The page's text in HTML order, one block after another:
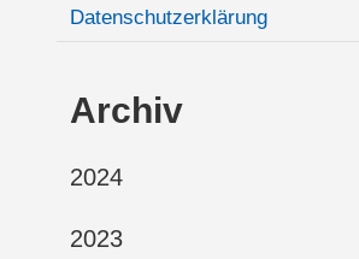
Datenschutzerklärung
Archiv
2024
2023